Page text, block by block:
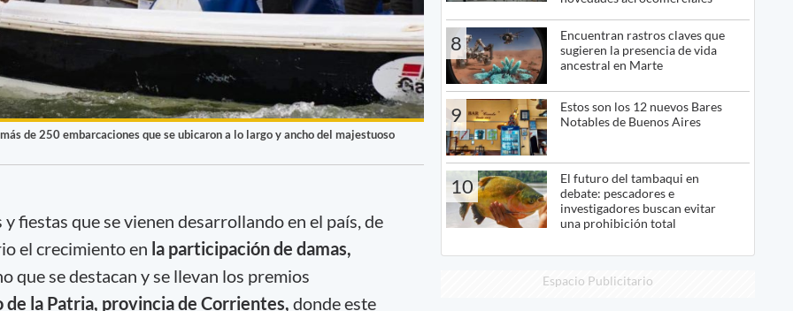
de 250 embarcaciones que se ubicaron a lo largo y ancho del majestuoso
fiestas que se vienen desarrollando en el país, de
el crecimiento en la participación de damas,
que se destacan y se llevan los premios
de la Patria, provincia de Corrientes, donde este
8
Encuentran rastros claves que
sugieren la presencia de vida
ancestral en Marte
9
Estos son los 12 nuevos Bares
Notables de Buenos Aires
10
El futuro del tambaqui en
debate: pescadores e
investigadores buscan evitar
una prohibición total
Espacio Publicitario